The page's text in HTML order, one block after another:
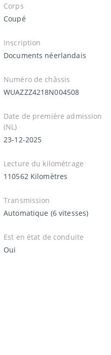
Corps
Coupé
Inscription
Documents néerlandais
Numéro de châssis
WUAZZZ4218N004508
Date de première admission
(NL)
23-12-2025
Lecture du kilométrage
110562 Kilomètres
Transmission
Automatique (6 vitesses)
Est en état de conduite
Oui